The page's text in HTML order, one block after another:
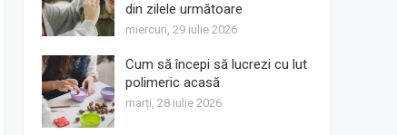
din zilele următoare
miercuri, 29 iulie 2026
Cum să începi să lucrezi cu lut
polimeric acasă
marți, 28 iulie 2026